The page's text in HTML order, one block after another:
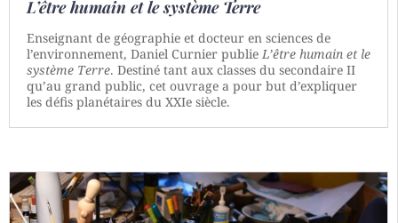
L’être humain et le système Terre
Enseignant de géographie et docteur en sciences de
l’environnement, Daniel Curnier publie L’être humain et le
système Terre. Destiné tant aux classes du secondaire II
qu’au grand public, cet ouvrage a pour but d’expliquer
les défis planétaires du XXIe siècle.